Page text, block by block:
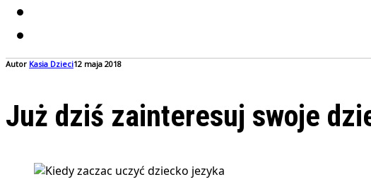
Autor Kasia Dzieci12 maja 2018
Już dziś zainteresuj swoje